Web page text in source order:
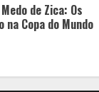
de Zica: Os
na Copa do Mundo